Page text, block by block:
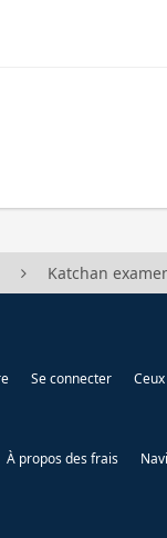
Katchan
Se connecter
À propos des frais